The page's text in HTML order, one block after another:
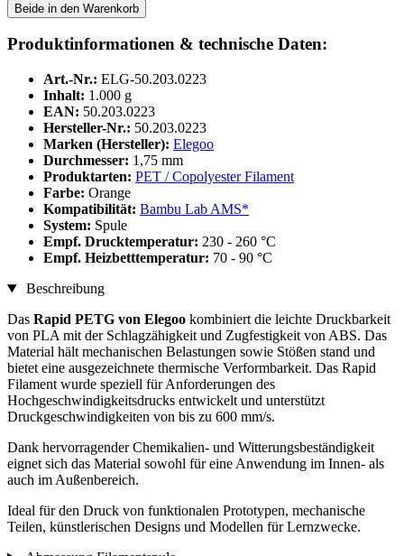
Beide in den Warenkorb
Produktinformationen & technische Daten:
Art.-Nr.: ELG-50.203.0223
Inhalt: 1.000 g
EAN: 50.203.0223
Hersteller-Nr.: 50.203.0223
Marken (Hersteller): Elegoo
Durchmesser: 1,75 mm
Produktarten: PET / Copolyester Filament
Farbe: Orange
Kompatibilität: Bambu Lab AMS*
System: Spule
Empf. Drucktemperatur: 230 - 260 °C
Empf. Heizbetttemperatur: 70 - 90 °C
Beschreibung
Das Rapid PETG von Elegoo kombiniert die leichte Druckbarkeit
von PLA mit der Schlagzähigkeit und Zugfestigkeit von ABS. Das
Material hält mechanischen Belastungen sowie Stößen stand und
bietet eine ausgezeichnete thermische Verformbarkeit. Das Rapid
Filament wurde speziell für Anforderungen des
Hochgeschwindigkeitsdrucks entwickelt und unterstützt
Druckgeschwindigkeiten von bis zu 600 mm/s.
Dank hervorragender Chemikalien- und Witterungsbeständigkeit
eignet sich das Material sowohl für eine Anwendung im Innen- als
auch im Außenbereich.
Ideal für den Druck von funktionalen Prototypen, mechanische
Teilen, künstlerischen Designs und Modellen für Lernzwecke.